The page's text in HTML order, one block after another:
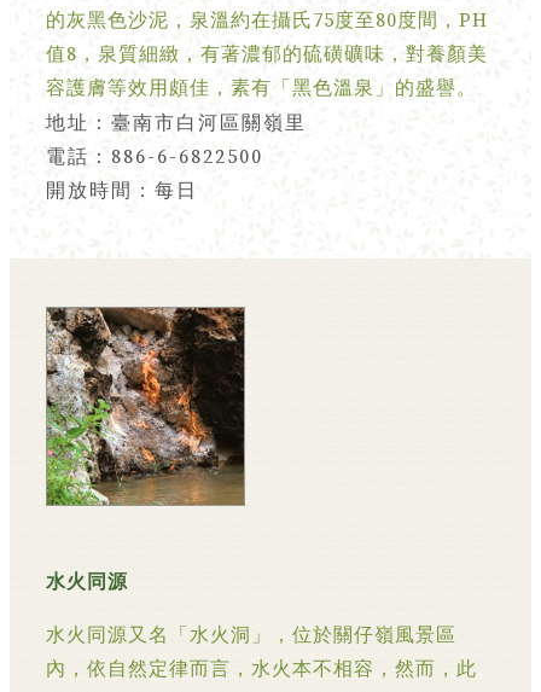
的灰黑色沙泥，泉溫約在攝氏75度至80度間，PH
值8，泉質細緻，有著濃郁的硫磺礦味，對養顏美
容護膚等效用頗佳，素有「黑色溫泉」的盛譽。
地址：臺南市白河區關嶺里
電話：886-6-6822500
開放時間：每日
水火同源
水火同源又名「水火洞」，位於關仔嶺風景區
內，依自然定律而言，水火本不相容，然而，此